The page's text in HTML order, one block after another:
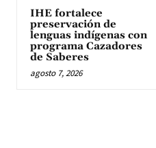
IHE fortalece
preservación de
lenguas indígenas con
programa Cazadores
de Saberes
agosto 7, 2026